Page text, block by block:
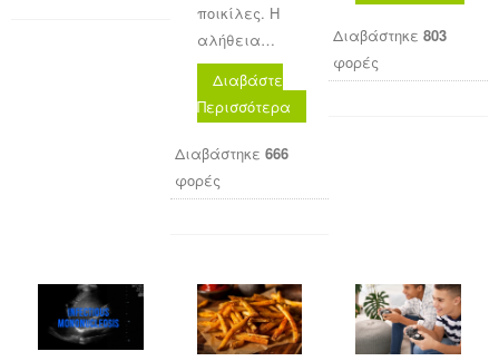
ποικίλες. Η
αλήθεια…
Διαβάστε
Περισσότερα
Διαβάστηκε 666
φορές
Διαβάστηκε803
φορές